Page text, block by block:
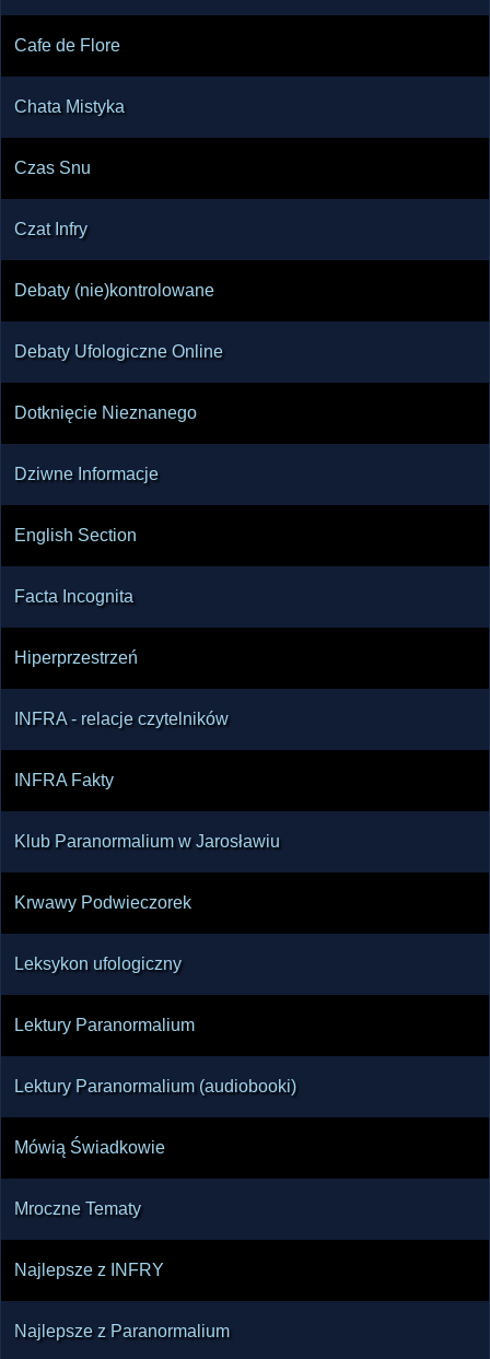
Cafe de Flore
Chata Mistyka
Czas Snu
Czat Infry
Debaty (nie)kontrolowane
Debaty Ufologiczne Online
Dotknięcie Nieznanego
Dziwne Informacje
English Section
Facta Incognita
Hiperprzestrzeń
INFRA - relacje czytelników
INFRA Fakty
Klub Paranormalium w Jarosławiu
Krwawy Podwieczorek
Leksykon ufologiczny
Lektury Paranormalium
Lektury Paranormalium (audiobooki)
Mówią Świadkowie
Mroczne Tematy
Najlepsze z INFRY
Najlepsze z Paranormalium